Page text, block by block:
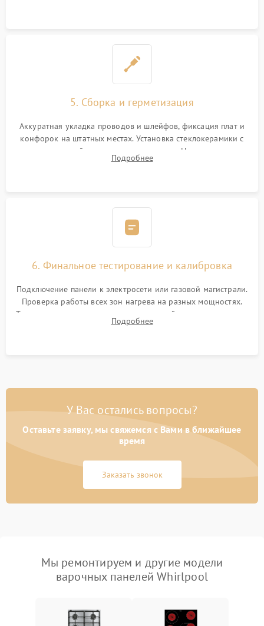
5. Сборка и герметизация
Аккуратная укладка проводов и шлейфов, фиксация плат и
конфорок на штатных местах. Установка стеклокерамики с
проверкой равномерности зазоров. Нанесение
термостойкого герметика или укладка уплотнительной
Подробнее
6. Финальное тестирование и калибровка
Подключение панели к электросети или газовой магистрали.
Проверка работы всех зон нагрева на разных мощностях.
Тестирование сенсорного управления, таймера, индикаторов
остаточного тепла и систем защиты от перегрева.
Подробнее
У Вас остались вопросы?
Оставьте заявку, мы свяжемся с Вами в ближайшее
время
Заказать звонок
Мы ремонтируем и другие модели
варочных панелей Whirlpool